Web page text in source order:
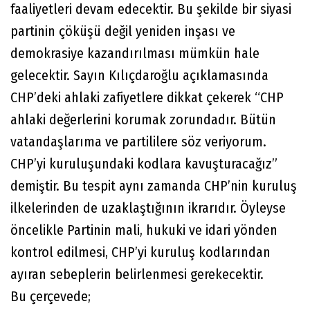
faaliyetleri devam edecektir. Bu şekilde bir siyasi
partinin çöküşü değil yeniden inşası ve
demokrasiye kazandırılması mümkün hale
gelecektir. Sayın Kılıçdaroğlu açıklamasında
CHP’deki ahlaki zafiyetlere dikkat çekerek “CHP
ahlaki değerlerini korumak zorundadır. Bütün
vatandaşlarıma ve partililere söz veriyorum.
CHP’yi kuruluşundaki kodlara kavuşturacağız”
demiştir. Bu tespit aynı zamanda CHP’nin kuruluş
ilkelerinden de uzaklaştığının ikrarıdır. Öyleyse
öncelikle Partinin mali, hukuki ve idari yönden
kontrol edilmesi, CHP’yi kuruluş kodlarından
ayıran sebeplerin belirlenmesi gerekecektir.
Bu çerçevede;